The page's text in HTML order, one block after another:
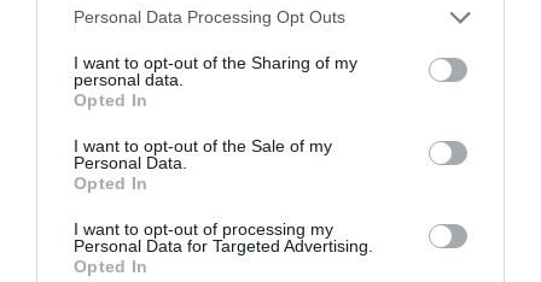
Personal Data Processing Opt Outs
I want to opt-out of the Sharing of my
personal data.
Opted In
I want to opt-out of the Sale of my
Personal Data.
Opted In
I want to opt-out of processing my
Personal Data for Targeted Advertising.
Opted In
a la ONG contar con una sede gratuita en la ciudad de Sevilla. Se
amplía de esta forma la colaboración que desde 2005 mantienen
Facultad de Farmacia.
buen gobierno a través de la herramienta de la
Coordinadora de ONGD-España
Farmacéuticos Sin Fronteras supera el total de los diez bloques –4 de
Transparencia y 6 de Buen Gobierno– evaluados por la empresa
Forward Auditores, mediante la Herramienta de Buen Gobierno y